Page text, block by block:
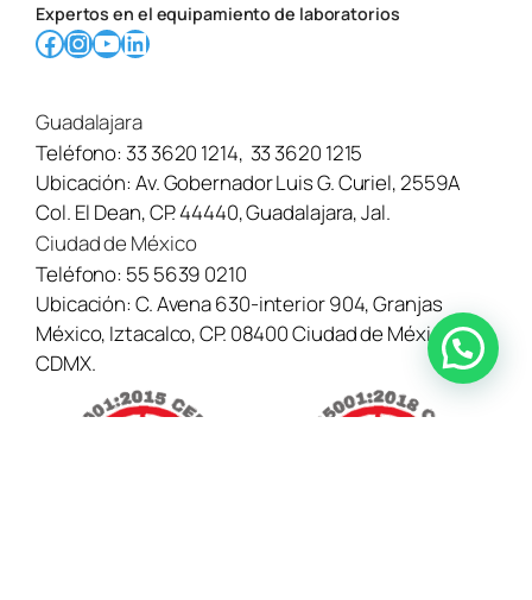
Expertos en el equipamiento de laboratorios
Facebook InstagramYouTube LinkedIn
Guadalajara
Teléfono:33 3620 1214, 33 3620 1215
Ubicación:Av. Gobernador Luis G. Curiel, 2559A
Col. El Dean, CP. 44440, Guadalajara, Jal.
Ciudad de México
Teléfono: 55 5639 0210
Ubicación:C. Avena 630-interior 904, Granjas
México, Iztacalco, CP. 08400 Ciudad de México,
CDMX.
¿Necesitas ayuda? Contáctanos aquí →